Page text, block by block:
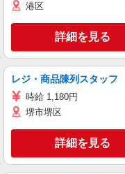
港区
詳細を見る
レジ・商品陳列スタッフ
時給 1,180円
堺市堺区
詳細を見る